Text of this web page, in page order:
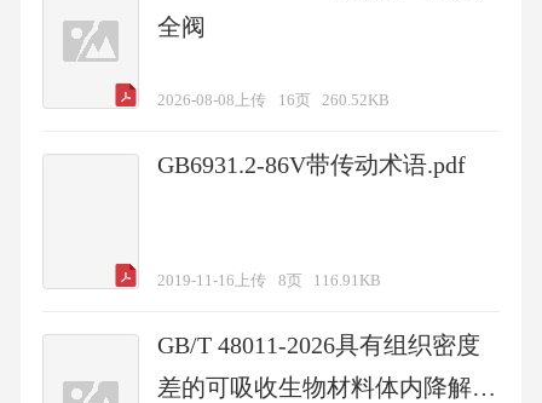
全阀
2026-08-08上传 16页 260.52KB
GB6931.2-86V带传动术语.pdf
2019-11-16上传 8页 116.91KB
GB/T 48011-2026具有组织密度
差的可吸收生物材料体内降解率